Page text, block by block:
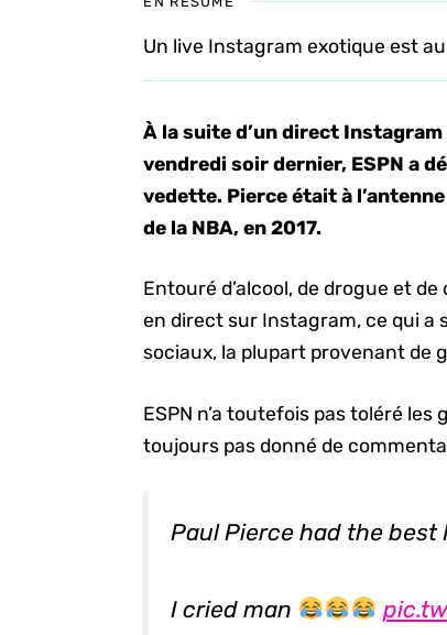
Un live Instagram exotique est
À la suite d’un direct
vendredi soir dernier, ESPN a
vedette. Pierce était à
de la NBA, en 2017.
Entouré d’alcool, de drogue et
en direct sur Instagram, ce qui a
sociaux, la plupart provenant de
ESPN n’a toutefois pas toléré les
toujours pas donné de
Paul Pierce had the best
I cried man